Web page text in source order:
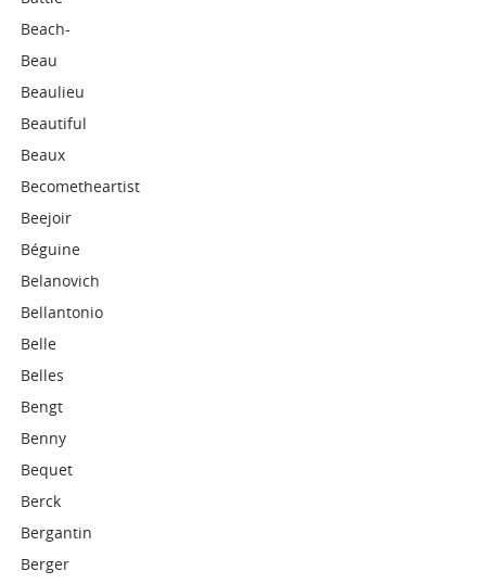
Beach-
Beau
Beaulieu
Beautiful
Beaux
Becometheartist
Beejoir
Béguine
Belanovich
Bellantonio
Belle
Belles
Bengt
Benny
Bequet
Berck
Bergantin
Berger